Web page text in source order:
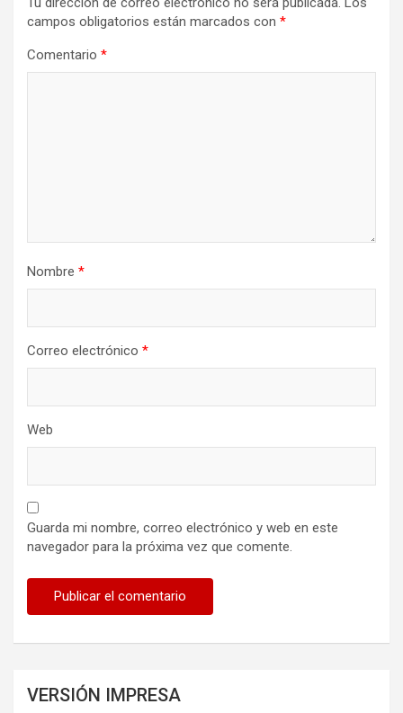
campos obligatorios están marcados con *
Comentario *
Nombre *
Correo electrónico *
Web
Guarda mi nombre, correo electrónico y web en este
navegador para la próxima vez que comente.
VERSIÓN IMPRESA